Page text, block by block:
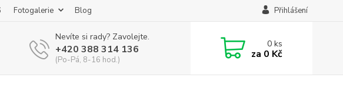
Fotogalerie Blog Přihlášení
Nevíte si rady? Zavolejte.
+420 388 314 136
(Po-Pá, 8-16 hod.)
0ks
za 0 Kč